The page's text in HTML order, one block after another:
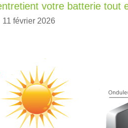
votre batterie tout
11 février 2026